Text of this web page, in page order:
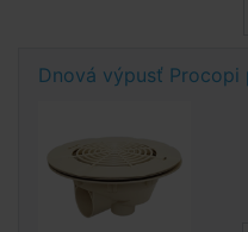
Dnová výpusť